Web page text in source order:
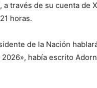
través de su cuenta de
horas.
de la Nación
había escrito